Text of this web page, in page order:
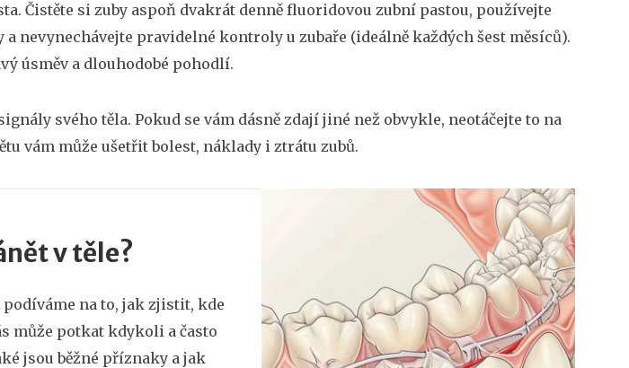
Čistěte si zuby aspoň dvakrát denně fluoridovou zubní pastou, používejte
nevynechávejte pravidelné kontroly u zubaře (ideálně každých šest měsíců).
úsměv a dlouhodobé pohodlí.
svého těla. Pokud se vám dásně zdají jiné než obvykle, neotáčejte to na
vám může ušetřit bolest, náklady i ztrátu zubů.
v těle?
podíváme na to, jak zjistit, kde
může potkat kdykoli a často
jsou běžné příznaky a jak